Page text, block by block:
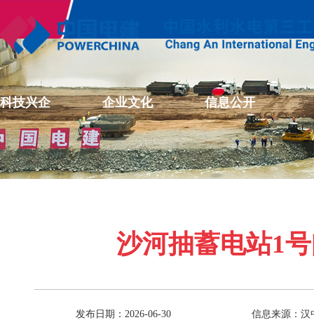
科技兴企 企业文化 信息公开
沙河抽蓄电站1
发布日期：2026-06-30 信息来源：汉